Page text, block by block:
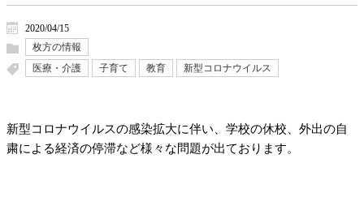
2020/04/15
枚方の情報
医療・介護
子育て 教育 新型コロナウイルス
新型コロナウイルスの感染拡大に伴い、学校の休校、外出の自
粛による経済の停滞など様々な問題が出ております。